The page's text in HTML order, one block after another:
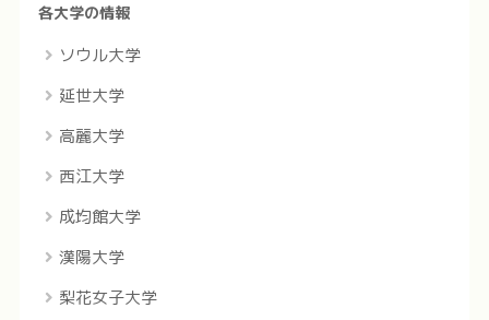
各大学の情報
ソウル大学
延世大学
高麗大学
西江大学
成均館大学
漢陽大学
梨花女子大学